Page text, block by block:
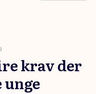
krav der